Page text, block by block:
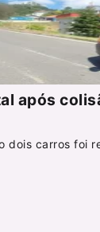
após
dois carros foi